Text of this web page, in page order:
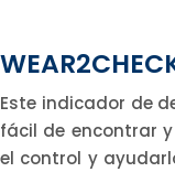
Este indicador de
fácil de encontrar
el control y